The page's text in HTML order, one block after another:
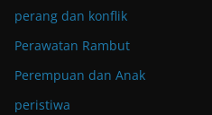
perang dan konflik
Perawatan Rambut
Perempuan dan Anak
peristiwa